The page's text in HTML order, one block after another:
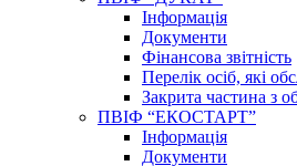
Інформація
Документи
Фінансова звітність
Перелік осіб, які
Закрита частина з
ПВІФ “ЕКОСТАРТ”
Інформація
Документи